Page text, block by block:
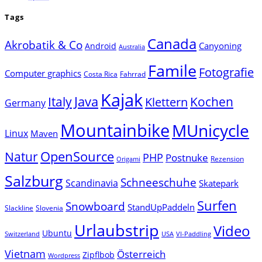
Tags
Akrobatik & Co Android Australia Canada Canyoning
Computer graphics Costa Rica Fahrrad Famile Fotografie
Germany Italy Java Kajak Klettern Kochen
Linux Maven MountainbikeMUnicycle
NaturOpenSource Origami PHP Postnuke Rezension
SalzburgScandinavia Schneeschuhe Skatepark
Slackline Slovenia Snowboard StandUpPaddeln Surfen
Switzerland Ubuntu Urlaubstrip USA VI-Paddling Video
Vietnam Wordpress Zipflbob Österreich